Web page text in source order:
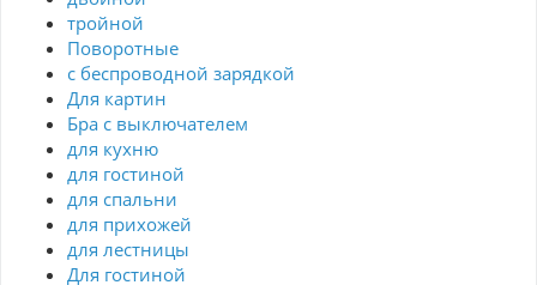
тройной
Поворотные
с беспроводной зарядкой
Для картин
Бра с выключателем
для кухню
для гостиной
для спальни
для прихожей
для лестницы
Для гостиной